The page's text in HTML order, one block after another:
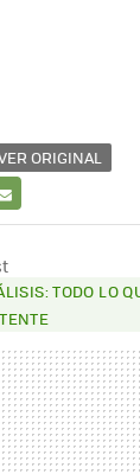
ORIGINAL
TODO LO